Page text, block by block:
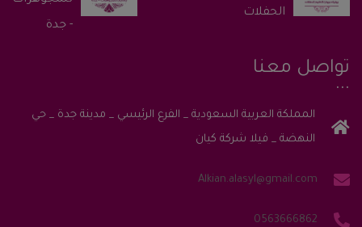
الحفلات
- جدة
تواصل معنا
المملكة العربية السعودية _ الفرع الرئيسي _ مدينة جدة _ حي
النهضة _ فيلا شركة كيان
Alkian.alasyl@gmail.com
0563666862